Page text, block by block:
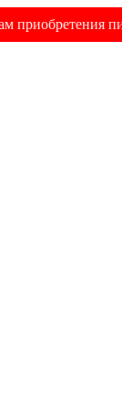
приобретения